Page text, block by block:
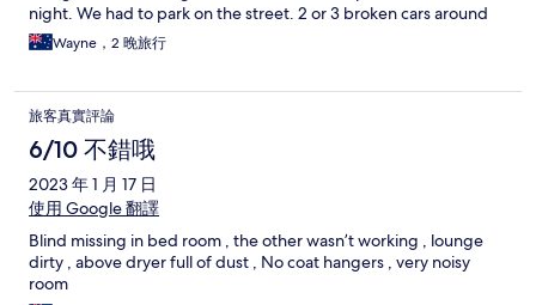
night. We had to park on the street. 2 or 3 broken cars around
the property made it look untidy.
Wayne，2 晚旅行
旅客真實評論
6/10 不錯哦
2023 年 1 月 17 日
使用 Google 翻譯
Blind missing in bed room , the other wasn’t working , lounge
dirty , above dryer full of dust , No coat hangers , very noisy
room